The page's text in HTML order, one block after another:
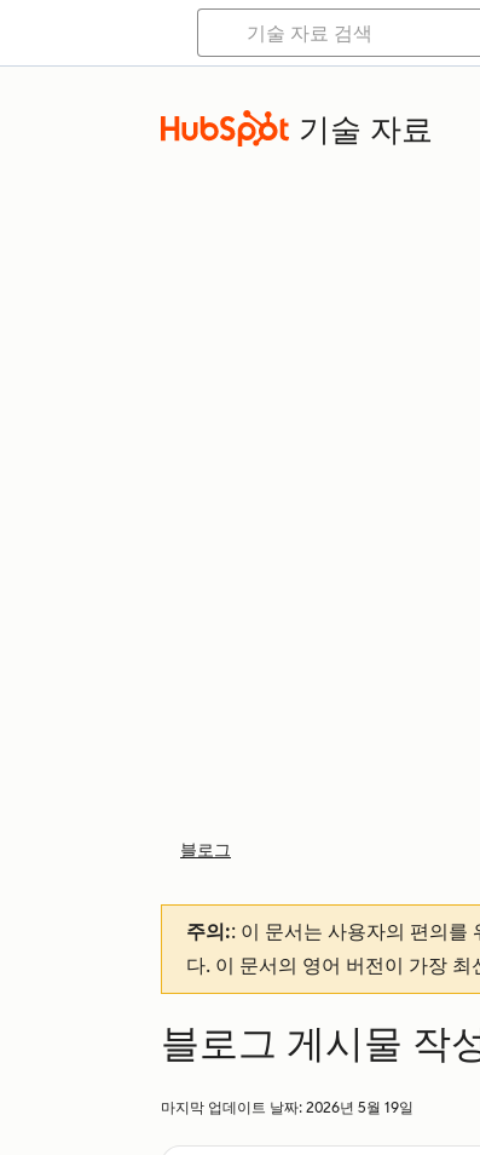
기술 자료
블로그
주의:: 이 문서는 사용자의 편의를
다. 이 문서의 영어 버전이 가장
블로그 게시물 작
마지막 업데이트 날짜: 2026년 5월 19일